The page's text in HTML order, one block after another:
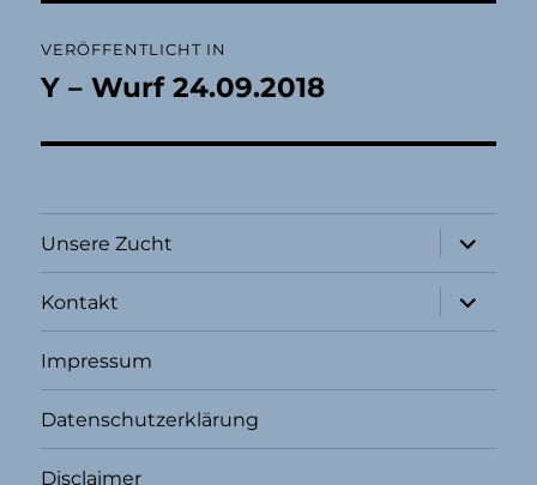
VERÖFFENTLICHT IN
Y – Wurf 24.09.2018
Unsere Zucht
öffnen
Kontakt
öffnen
Impressum
Datenschutzerklärung
Disclaimer